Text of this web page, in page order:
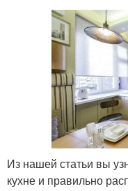
Из нашей статьи вы
кухне и правильно